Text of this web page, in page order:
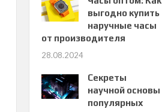
выгодно купить
наручные часы
от производителя
28.08.2024
Секреты
научной основы
популярных